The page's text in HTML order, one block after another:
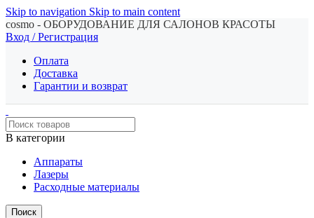
Skip to navigation Skip to main content
cosmo - ОБОРУДОВАНИЕ ДЛЯ САЛОНОВ КРАСОТЫ
Вход / Регистрация
Оплата
Доставка
Гарантии и возврат
В категории
Аппараты
Лазеры
Расходные материалы
Поиск